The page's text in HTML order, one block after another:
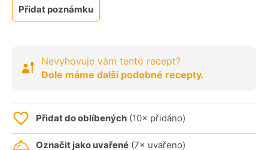
Přidat poznámku
Nevyhovuje vám tento recept?
Dole máme další podobné recepty.
Přidat do oblíbených (10× přidáno)
Označit jako uvařené (7× uvařeno)